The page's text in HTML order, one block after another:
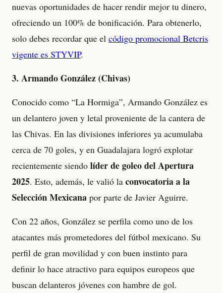
nuevas oportunidades de hacer rendir mejor tu dinero,
ofreciendo un 100% de bonificación. Para obtenerlo,
solo debes recordar que el código promocional Betcris
vigente es STYVIP.
3. Armando González (Chivas)
Conocido como “La Hormiga”, Armando González es
un delantero joven y letal proveniente de la cantera de
las Chivas. En las divisiones inferiores ya acumulaba
cerca de 70 goles, y en Guadalajara logró explotar
recientemente siendo líder de goleo del Apertura
2025. Esto, además, le valió la convocatoria a la
Selección Mexicana por parte de Javier Aguirre.
Con 22 años, González se perfila como uno de los
atacantes más prometedores del fútbol mexicano. Su
perfil de gran movilidad y con buen instinto para
definir lo hace atractivo para equipos europeos que
buscan delanteros jóvenes con hambre de gol.